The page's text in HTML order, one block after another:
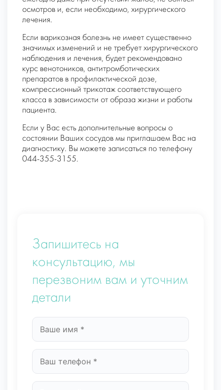
осмотров и, если необходимо, хирургического
лечения.
Если варикозная болезнь не имеет существенно
значимых изменений и не требует хирургического
наблюдения и лечения, будет рекомендовано
курс венотоников, антитромботических
препаратов в профилактической дозе,
компрессионный трикотаж соответствующего
класса в зависимости от образа жизни и работы
пациента.
Если у Вас есть дополнительные вопросы о
состоянии Ваших сосудов мы приглашаем Вас на
диагностику. Вы можете записаться по телефону
044-355-3155.
Запишитесь на
консультацию, мы
перезвоним вам и уточним
детали